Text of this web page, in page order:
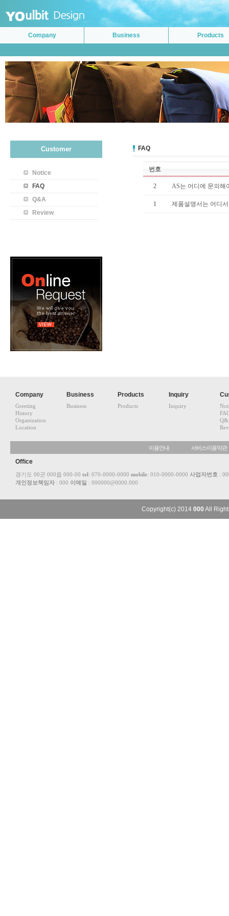
Company Business Products
Customer
Notice
FAQ
Q&A
Review
FAQ
번호
2 AS는 어디에 문의해
1 제품설명서는 어디
Company
Greeting
History
Organization
Location
Business
Business
Products
Products
Inquiry
Inquiry
이용안내 서비스이용약관
Office
경기도 00군 000읍 000-00 tel: 070-0000-0000 mobile: 010-0000-0000 사업자번호 :
개인정보책임자 : 000 이메일 : 000000@0000.000
Copyright(c) 2014 000 All